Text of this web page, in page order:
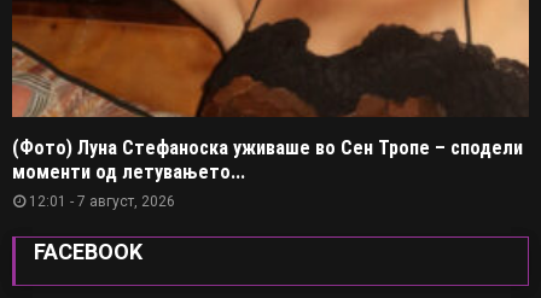
(Фото) Луна Стефаноска уживаше во Сен Тропе – сподели
моменти од летувањето...
12:01 - 7 август, 2026
FACEBOOK